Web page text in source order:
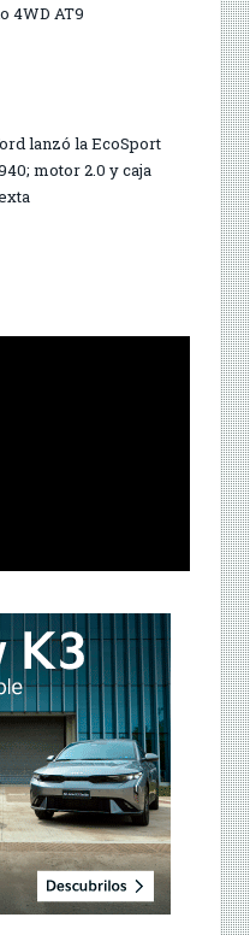
4WD AT9
lanzó la EcoSport
motor 2.0 y caja